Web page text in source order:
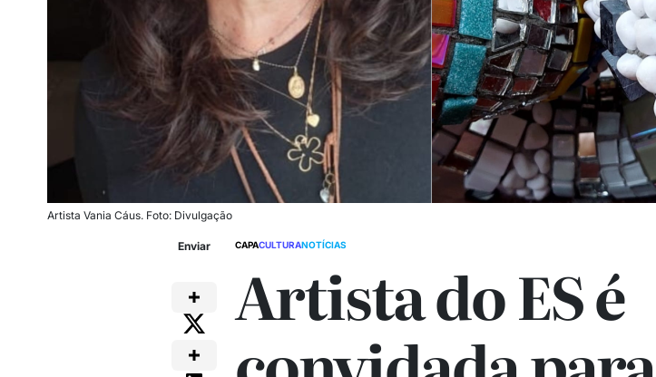
Artista Vania Cáus. Foto: Divulgação
Enviar CAPACULTURANOTÍCIAS
Artista do ES é